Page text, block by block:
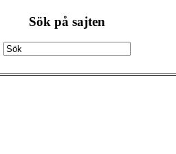
Sök på sajten